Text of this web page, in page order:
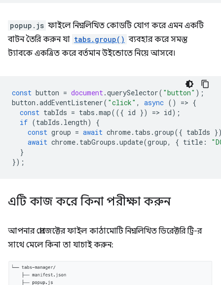
popup.js ফাইলে নিম্নলিখিত কোডটি যোগ করে এমন একটি
বাটন তৈরি করুন যা tabs.group() ব্যবহার করে সমস্ত
ট্যাবকে একত্রিত করে বর্তমান উইন্ডোতে নিয়ে আসবে।
const button = document.querySelector( "button" );
button .addEventListener( "click" , async () => {
const tabIds = tabs .map(({ id }) => id);
if (tabIds . length)
{
const group = await chrome. tabs .group({ tabIds
await chrome. tabGroups .update(group, { title :
}
});
এটি কাজ করে কিনা পরীক্ষা করুন
আপনার প্রোজেক্টের ফাইল কাঠামোটি নিম্নলিখিত ডিরেক্টরি ট্রি-র
সাথে মেলে কিনা তা যাচাই করুন: